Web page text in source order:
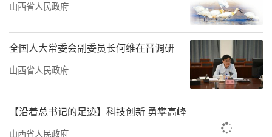
山西省人民政府
全国人大常委会副委员长何维在晋调研
山西省人民政府
【沿着总书记的足迹】科技创新 勇攀高峰
山西省人民政府